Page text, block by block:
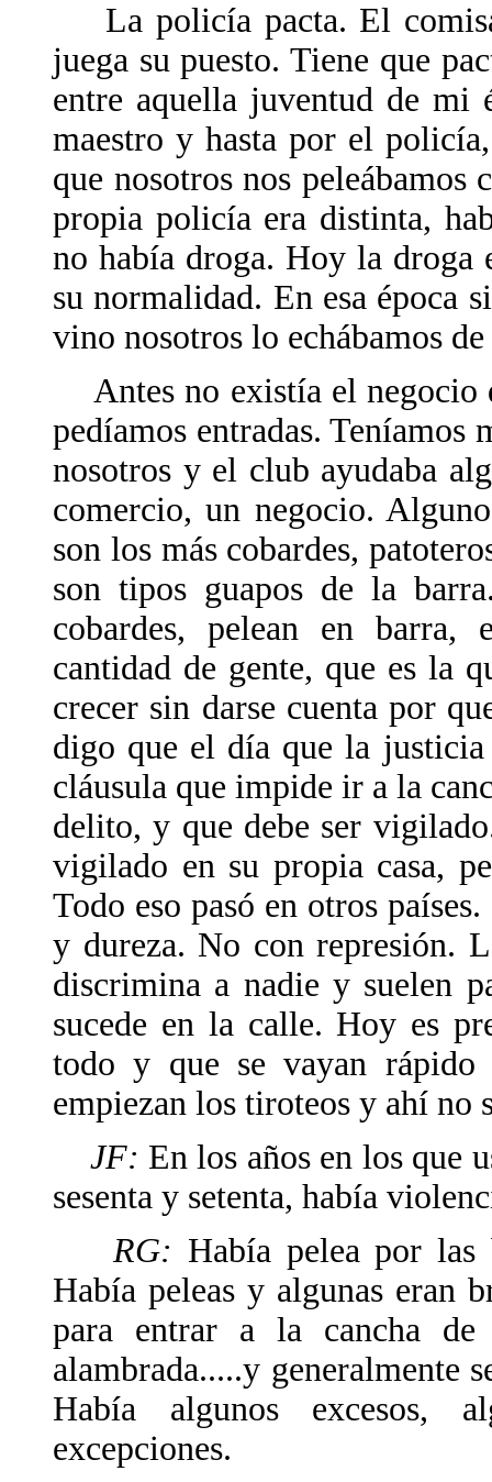
La policía pacta. El
juega su puesto. Tiene que
entre aquella juventud de mi
maestro y hasta por el
que nosotros nos
propia policía era distinta,
no había droga. Hoy la droga
su normalidad. En esa época
vino nosotros lo echábamos
Antes no existía el negocio
pedíamos entradas. Teníamos
nosotros y el club ayudaba
comercio, un negocio.
son los más cobardes,
son tipos guapos de la
cobardes, pelean en barra,
cantidad de gente, que es la
crecer sin darse cuenta por
digo que el día que la
cláusula que impide ir a la
delito, y que debe ser
vigilado en su propia casa,
Todo eso pasó en otros
y dureza. No con represión.
discrimina a nadie y suelen
sucede en la calle. Hoy es
todo y que se vayan
empiezan los tiroteos y ahí no
JF: En los años en los que
sesenta y setenta, había
RG: Había pelea por las
Había peleas y algunas eran
para entrar a la cancha de
alambrada.....y generalmente
Había algunos excesos,
excepciones.